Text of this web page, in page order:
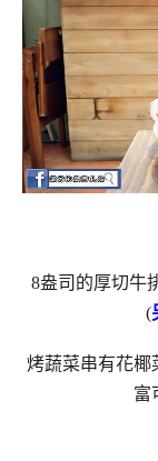
8盎司的厚切牛
(
烤蔬菜串有花椰
富